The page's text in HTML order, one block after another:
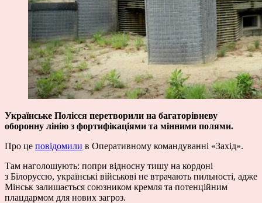
Українське Полісся перетворили на багаторівневу
оборонну лінію з фортифікаціями та мінними полями.
Про це повідомили в Оперативному командуванні «Захід».
Там наголошують: попри відносну тишу на кордоні
з Білоруссю, українські військові не втрачають пильності, адже
Мінськ залишається союзником кремля та потенційним
плацдармом для нових загроз.